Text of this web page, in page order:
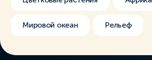
Мировой океан Рельеф